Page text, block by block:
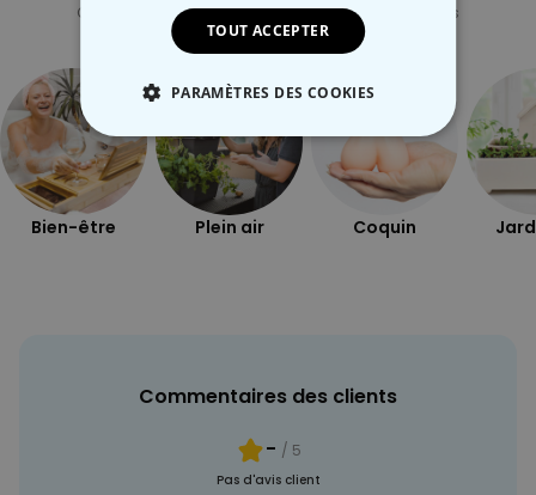
Consultez nos autres catégories de cadeux insolites
Bien-être Plein air Coquin
Commentaires des clients
- / 5
Pas d'avis client
TOUT ACCEPTER
PARAMÈTRES DES COOKIES
STRICTEMENT NÉCESSAIRE
PERFORMANCE